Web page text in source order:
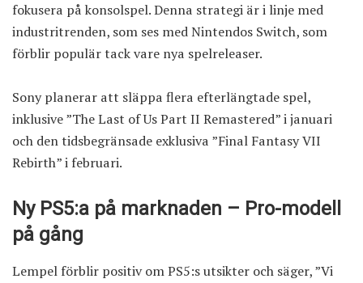
fokusera på konsolspel. Denna strategi är i linje med
industritrenden, som ses med Nintendos Switch, som
förblir populär tack vare nya spelreleaser.
Sony planerar att släppa flera efterlängtade spel,
inklusive ”The Last of Us Part II Remastered” i januari
och den tidsbegränsade exklusiva ”Final Fantasy VII
Rebirth” i februari.
Ny PS5:a på marknaden – Pro-modell
på gång
Lempel förblir positiv om PS5:s utsikter och säger, ”Vi